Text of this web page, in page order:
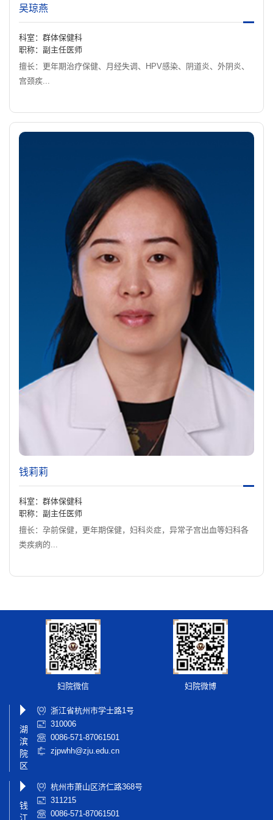
吴琼燕
科室：群体保健科
职称：副主任医师
擅长：更年期治疗保健、月经失调、HPV感染、阴道炎、外阴炎、
宫颈疾...
钱莉莉
科室：群体保健科
职称：副主任医师
擅长：孕前保健，更年期保健，妇科炎症，异常子宫出血等妇科各
类疾病的...
妇院微信 妇院微博
湖
滨
院
区
浙江省杭州市学士路1号
310006
0086-571-87061501
zjpwhh@zju.edu.cn
钱
江
杭州市萧山区济仁路368号
311215
0086-571-87061501